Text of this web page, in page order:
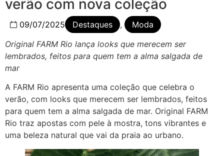
verão com nova coleção
09/07/2025 Destaques ,
Moda
Original FARM Rio lança looks que merecem ser
lembrados, feitos para quem tem a alma salgada de
mar
A FARM Rio apresenta uma coleção que celebra o
verão, com looks que merecem ser lembrados, feitos
para quem tem a alma salgada de mar. Original FARM
Rio traz apostas com pele à mostra, tons vibrantes e
uma beleza natural que vai da praia ao urbano.